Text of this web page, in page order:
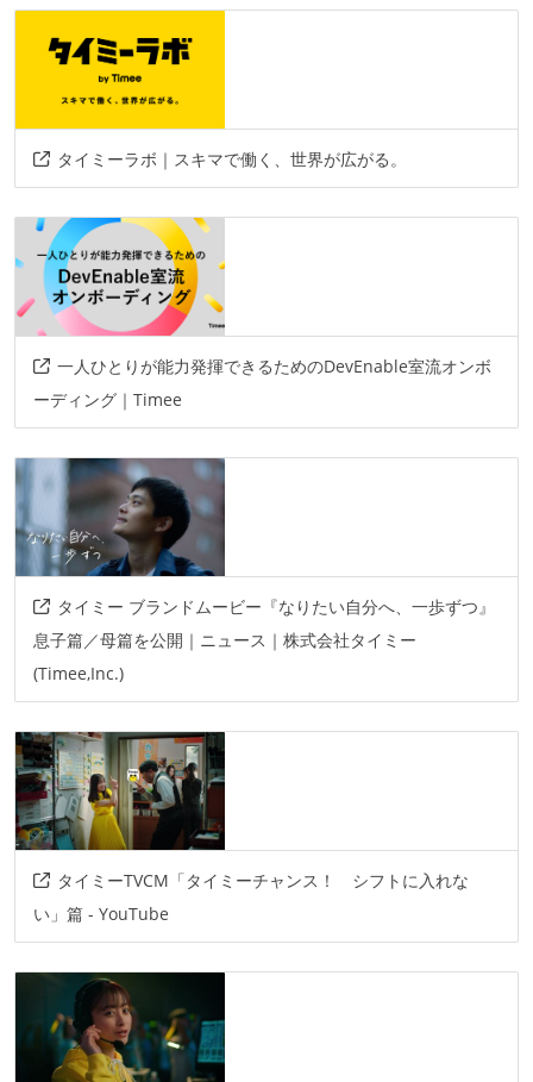
タイミーラボ｜スキマで働く、世界が広がる。
一人ひとりが能力発揮できるためのDevEnable室流オンボ
ーディング｜Timee
タイミー ブランドムービー『なりたい自分へ、一歩ずつ』
息子篇／母篇を公開｜ニュース｜株式会社タイミー
(Timee,Inc.)
タイミーTVCM「タイミーチャンス！ シフトに入れな
い」篇 - YouTube